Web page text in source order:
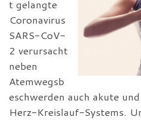
t gelangte
Coronavirus
SARS-CoV-
2 verursacht
neben
Atemwegsb
eschwerden auch akute
Herz-Kreislauf-Systems.